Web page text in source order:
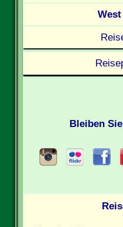
Bleiben